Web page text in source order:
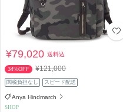
¥79,020送料込
34%OFF ¥121,000
関税負担なし スピード配送
Anya Hindmarch
SHOP